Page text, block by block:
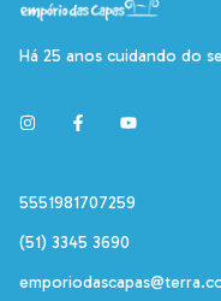
Há 25 anos cuidando do
5551981707259
(51) 3345 3690